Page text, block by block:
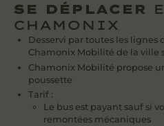
SE DÉPLACER
CHAMONIX
Desservi par toutes les lignes
Chamonix Mobilité de la ville
Chamonix Mobilité propose
poussette
Tarif :
Le bus est payant sauf si
remontées mécaniques